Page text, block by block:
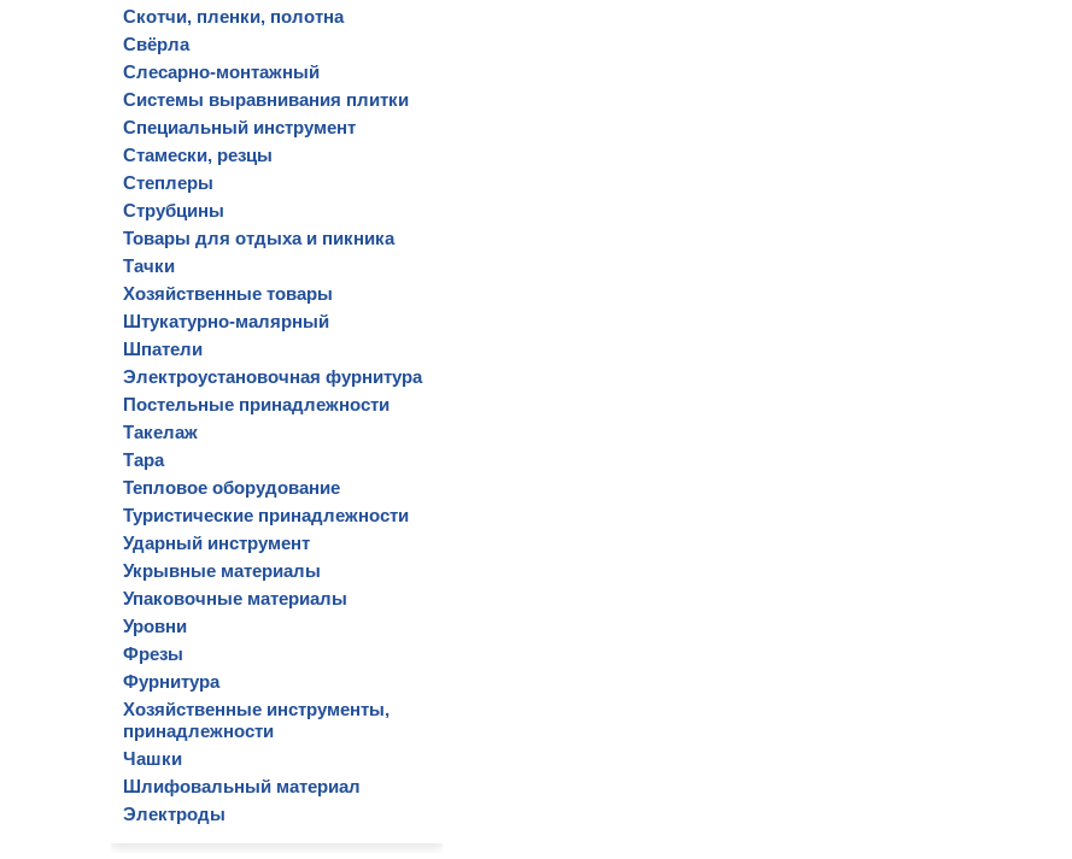
Скотчи, пленки, полотна
Свёрла
Слесарно-монтажный
Системы выравнивания плитки
Специальный инструмент
Стамески, резцы
Степлеры
Струбцины
Товары для отдыха и пикника
Тачки
Хозяйственные товары
Штукатурно-малярный
Шпатели
Электроустановочная фурнитура
Постельные принадлежности
Такелаж
Тара
Тепловое оборудование
Туристические принадлежности
Ударный инструмент
Укрывные материалы
Упаковочные материалы
Уровни
Фрезы
Фурнитура
Хозяйственные инструменты,
принадлежности
Чашки
Шлифовальный материал
Электроды